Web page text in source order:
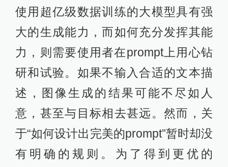
使用超亿级数据训练的大模型具有强
大的生成能力，而如何充分发挥其能
力，则需要使用者在prompt上用心钻
研和试验。如果不输入合适的文本描
述，图像生成的结果可能不尽如人
意，甚至与目标相去甚远。然而，关
于“如何设计出完美的prompt”暂时却没
有明确的规则。为了得到更优的